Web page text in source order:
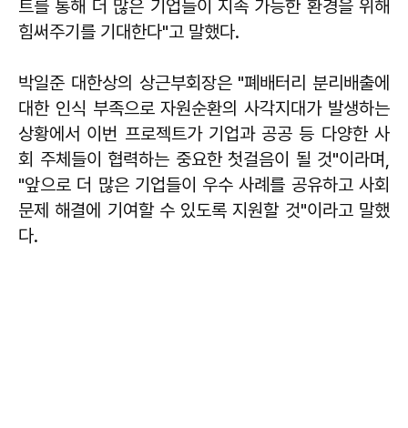
트를 통해 더 많은 기업들이 지속 가능한 환경을 위해
힘써주기를 기대한다"고 말했다.
박일준 대한상의 상근부회장은 "폐배터리 분리배출에
대한 인식 부족으로 자원순환의 사각지대가 발생하는
상황에서 이번 프로젝트가 기업과 공공 등 다양한 사
회 주체들이 협력하는 중요한 첫걸음이 될 것"이라며,
"앞으로 더 많은 기업들이 우수 사례를 공유하고 사회
문제 해결에 기여할 수 있도록 지원할 것"이라고 말했
다.